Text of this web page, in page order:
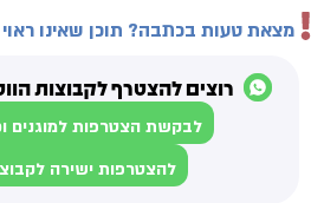
מצאת טעות בכתבה? תוכן שאינו
רוצים להצטרף לקבוצות
לבקשת הצטרפות למוגנים
להצטרפות ישירה